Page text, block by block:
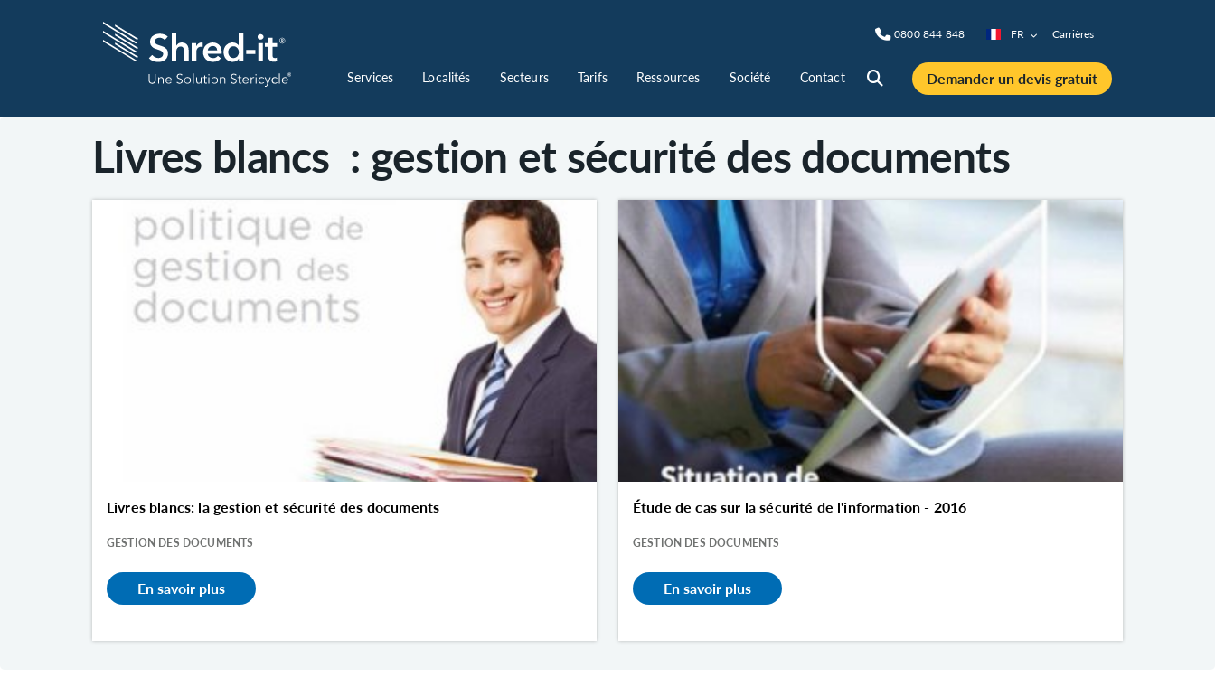
0800 844 848 FR Carrières
Services Localités Secteurs Tarifs Ressources Société Contact Demander un devis gratuit
Livres blancs : gestion et sécurité des documents
Livres blancs: la gestion et sécurité des documents
GESTION DES DOCUMENTS
En savoir plus
Étude de cas sur la sécurité de l'information - 2016
GESTION DES DOCUMENTS
En savoir plus